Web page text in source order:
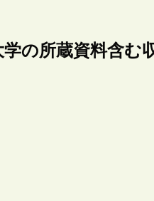
学の所蔵資料含